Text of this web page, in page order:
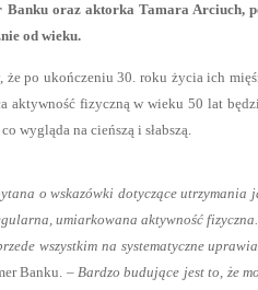
Banku oraz aktorka Tamara Arciuch,
od wieku.
po ukończeniu 30. roku życia ich
aktywność fizyczną w wieku 50 lat
wygląda na cieńszą i słabszą.
o wskazówki dotyczące
umiarkowana aktywność
wszystkim na systematyczne
Banku. –Bardzo budujące jest to, że